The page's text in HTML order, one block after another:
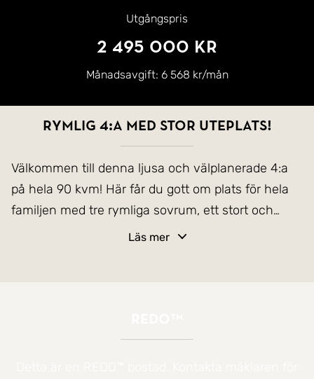
Utgångspris
2 495 000 kr
Månadsavgift: 6 568 kr/mån
Rymlig 4:a med stor uteplats!
Välkommen till denna ljusa och välplanerade 4:a
på hela 90 kvm! Här får du gott om plats för hela
familjen med tre rymliga sovrum, ett stort och
stilrent kök perfekt för både vardagsmiddagar och
Bostadens hjärta är den stora och fina uteplatsen
Läs mer